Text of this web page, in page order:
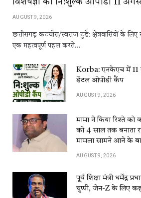
विशेषज्ञों की नि:शुल्क ओपीडी 11
AUGUST 9, 2026
छत्तीसगढ़ कटघोरा/स्वराज टुडे: क्षेत्रवासियों के
एक महत्वपूर्ण पहल करते…
Korba: एनकेएच में
डेंटल ओपीडी कैंप
AUGUST 9, 2026
मामा ने किया रिश्ते को
को 4 साल तक बनाता
मामला सामने आने के
AUGUST 9, 2026
पू्र्व शिक्षा मंत्री धर्मेंद्र
चुप्पी, जेन-Z के लिए कह